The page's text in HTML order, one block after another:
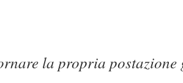
la propria postazione